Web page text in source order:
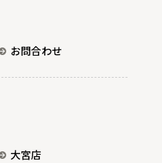
お問合わせ
大宮店